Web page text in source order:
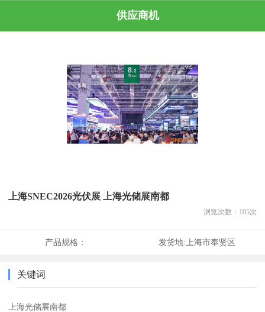
供应商机
上海SNEC2026光伏展 上海光储展南都
浏览次数： 105次
产品规格： 发货地:上海市奉贤区
关键词
上海光储展南都